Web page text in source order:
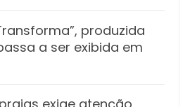
produzida
a ser exibida em